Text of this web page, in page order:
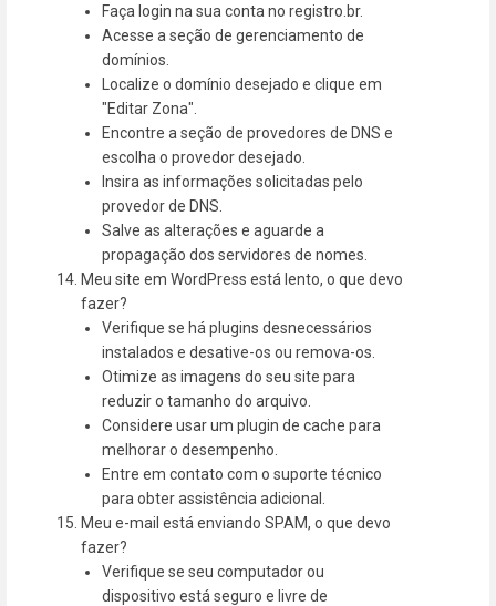
Faça login na sua conta no registro.br.
Acesse a seção de gerenciamento de
domínios.
Localize o domínio desejado e clique em
"Editar Zona".
Encontre a seção de provedores de DNS e
escolha o provedor desejado.
Insira as informações solicitadas pelo
provedor de DNS.
Salve as alterações e aguarde a
propagação dos servidores de nomes.
Meu site em WordPress está lento, o que devo
fazer?
Verifique se há plugins desnecessários
instalados e desative-os ou remova-os.
Otimize as imagens do seu site para
reduzir o tamanho do arquivo.
Considere usar um plugin de cache para
melhorar o desempenho.
Entre em contato com o suporte técnico
para obter assistência adicional.
Meu e-mail está enviando SPAM, o que devo
fazer?
Verifique se seu computador ou
dispositivo está seguro e livre de